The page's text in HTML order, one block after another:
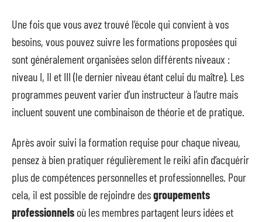
Une fois que vous avez trouvé l’école qui convient à vos
besoins, vous pouvez suivre les formations proposées qui
sont généralement organisées selon différents niveaux :
niveau I, II et III (le dernier niveau étant celui du maître). Les
programmes peuvent varier d’un instructeur à l’autre mais
incluent souvent une combinaison de théorie et de pratique.
Après avoir suivi la formation requise pour chaque niveau,
pensez à bien pratiquer régulièrement le reiki afin d’acquérir
plus de compétences personnelles et professionnelles. Pour
cela, il est possible de rejoindre desgroupements
professionnels où les membres partagent leurs idées et